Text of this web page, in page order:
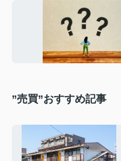
”売買”おすすめ記事